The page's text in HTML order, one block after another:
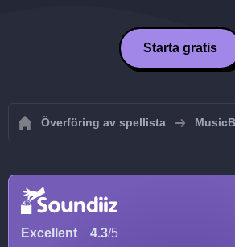
Starta gratis
Överföring av spellista
Excellent 4.3/5